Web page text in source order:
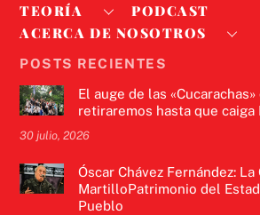
TEORÍA
PODCAST
ACERCA DE NOSOTROS
POSTS RECIENTES
El auge de las «Cucarachas»
retiraremos hasta que caiga
30 julio, 2026
Óscar Chávez Fernández:
MartilloPatrimonio del
Pueblo